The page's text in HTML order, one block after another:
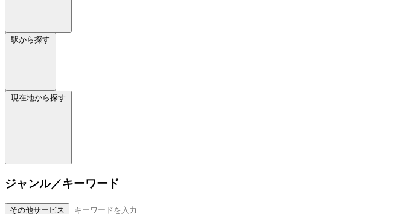
駅から探す
現在地から探す
ジャンル／キーワード
その他サービス